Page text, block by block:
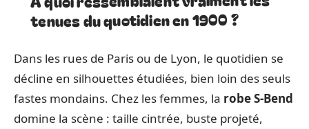
tenues du quotidien en 1900 ?
Dans les rues de Paris ou de Lyon, le quotidien se
décline en silhouettes étudiées, bien loin des seuls
fastes mondains. Chez les femmes, la robe S-Bend
domine la scène : taille cintrée, buste projeté,